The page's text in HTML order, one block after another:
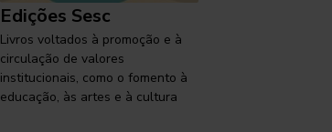
Edições Sesc
Livros voltados à promoção e à
circulação de valores
institucionais, como o fomento à
educação, às artes e à cultura